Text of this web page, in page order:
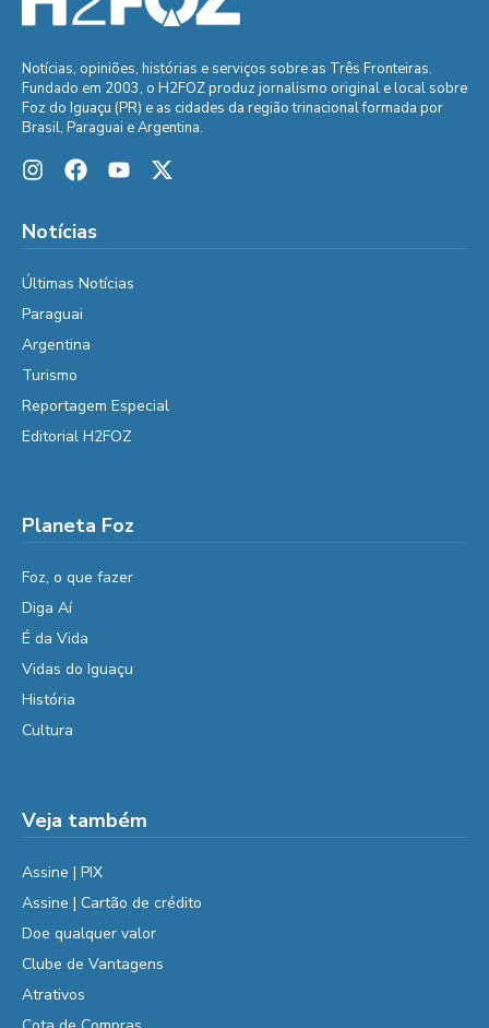
Notícias, opiniões, histórias e serviços sobre as Três Fronteiras.
Fundado em 2003, o H2FOZ produz jornalismo original e local sobre
Foz do Iguaçu (PR) e as cidades da região trinacional formada por
Brasil, Paraguai e Argentina.
Notícias
Últimas Notícias
Paraguai
Argentina
Turismo
Reportagem Especial
Editorial H2FOZ
Planeta Foz
Foz, o que fazer
Diga Aí
É da Vida
Vidas do Iguaçu
História
Cultura
Veja também
Assine | PIX
Assine | Cartão de crédito
Doe qualquer valor
Clube de Vantagens
Atrativos